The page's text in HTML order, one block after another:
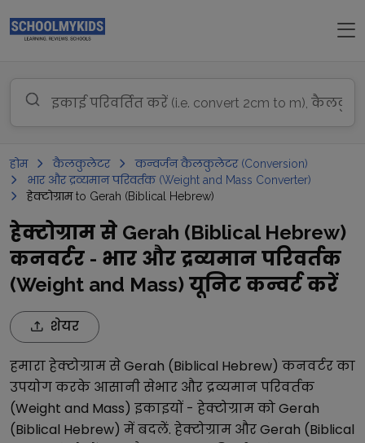
होम कैलकुलेटर
कन्वर्जन कैलकुलेटर (Conversion)
भार और द्रव्यमान परिवर्तक (Weight and Mass Converter)
हेक्टोग्राम to Gerah (Biblical Hebrew)
हेक्टोग्राम से Gerah (Biblical Hebrew)
कनवर्टर - भार और द्रव्यमान परिवर्तक
(Weight and Mass) यूनिट कन्वर्ट करें
शेयर
हमाराहेक्टोग्रामसेGerah (Biblical Hebrew) कनवर्टर का
उपयोग करके आसानी सेभार और द्रव्यमान परिवर्तक
(Weight and Mass) इकाइयों - हेक्टोग्रामकोGerah
(Biblical Hebrew) में बदलें. हेक्टोग्राम औरGerah (Biblical